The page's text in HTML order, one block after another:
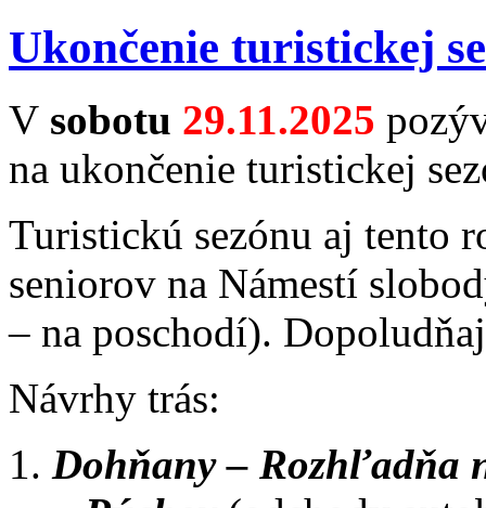
Ukončenie turistickej
V sobotu 29.11.2025
na ukončenie turistickej
Turistickú sezónu aj tento
seniorov na Námestí
– na poschodí).
Návrhy trás:
Dohňany – Rozhľadňa